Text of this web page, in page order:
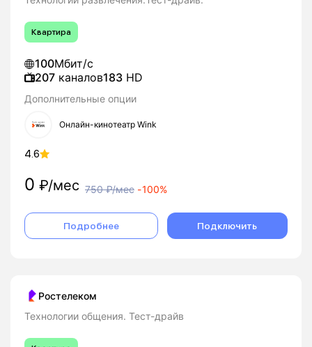
Квартира
100Мбит/с
207 каналов183 HD
Дополнительные опции
Онлайн-кинотеатр Wink
4.6
0 ₽/мес 750₽/мес -100%
Подробнее Подключить
Ростелеком
Технологии общения. Тест-драйв